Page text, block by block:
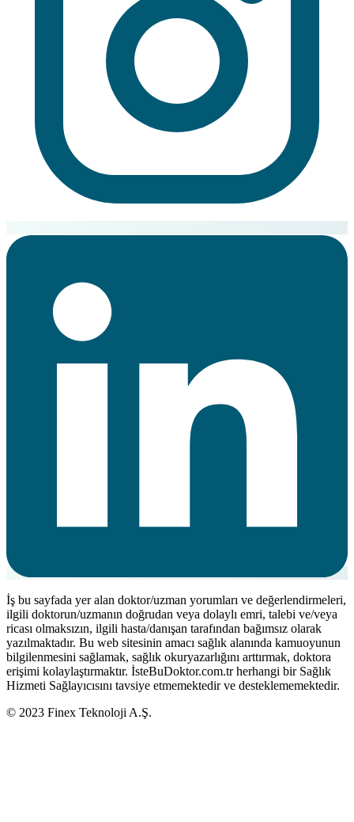
İş bu sayfada yer alan doktor/uzman yorumları ve değerlendirmeleri,
ilgili doktorun/uzmanın doğrudan veya dolaylı emri, talebi ve/veya
ricası olmaksızın, ilgili hasta/danışan tarafından bağımsız olarak
yazılmaktadır. Bu web sitesinin amacı sağlık alanında kamuoyunun
bilgilenmesini sağlamak, sağlık okuryazarlığını arttırmak, doktora
erişimi kolaylaştırmaktır. İsteBuDoktor.com.tr herhangi bir Sağlık
Hizmeti Sağlayıcısını tavsiye etmemektedir ve desteklememektedir.
© 2023 Finex Teknoloji A.Ş.